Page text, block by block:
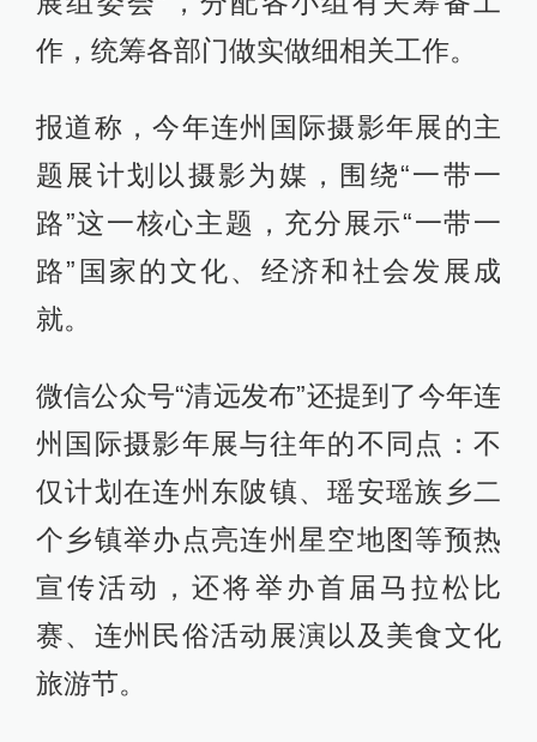
作，统筹各部门做实做细相关工作。
报道称，今年连州国际摄影年展的主
题展计划以摄影为媒，围绕“一带一
路”这一核心主题，充分展示“一带一
路”国家的文化、经济和社会发展成
就。
微信公众号“清远发布”还提到了今年连
州国际摄影年展与往年的不同点：不
仅计划在连州东陂镇、瑶安瑶族乡二
个乡镇举办点亮连州星空地图等预热
宣传活动，还将举办首届马拉松比
赛、连州民俗活动展演以及美食文化
旅游节。